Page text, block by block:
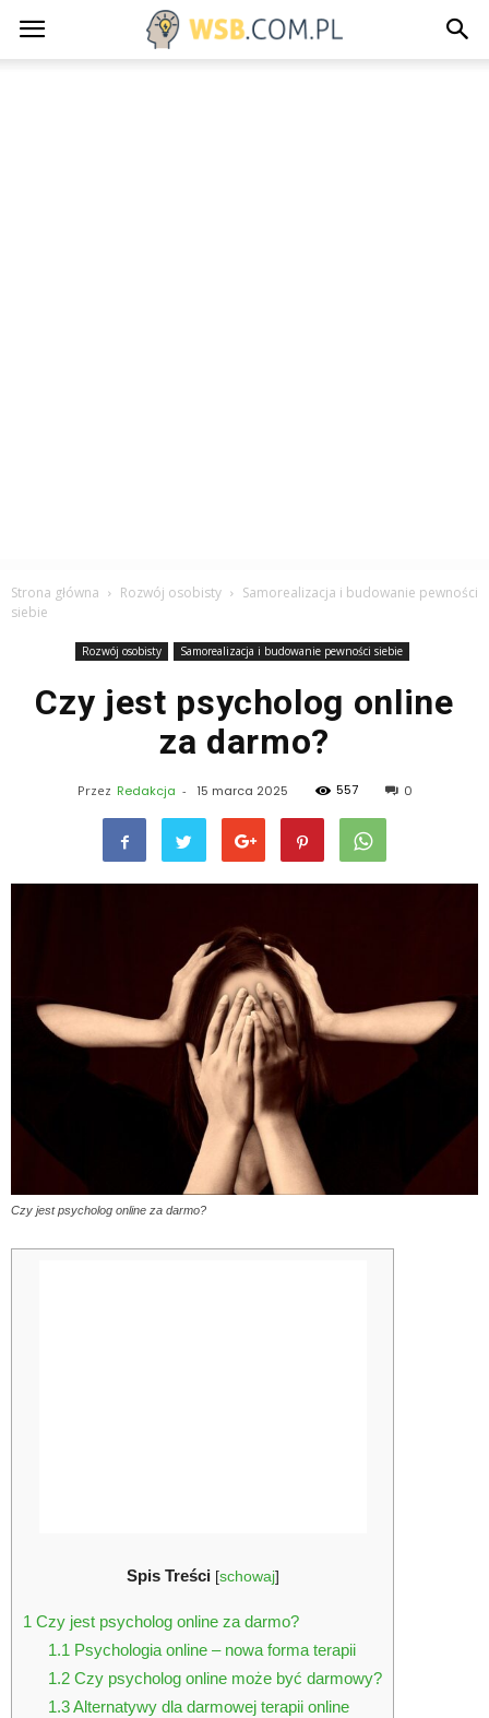
Strona główna Rozwój osobisty
Samorealizacja i budowanie pewności
siebie
Rozwój osobisty Samorealizacja i budowanie pewności siebie
Czy jest psycholog online
za darmo?
Przez Redakcja - 15 marca 2025 557 0
Czy jest psycholog online za darmo?
Spis Treści [schowaj]
1 Czy jest psycholog online za darmo?
1.1 Psychologia online – nowa forma terapii
1.2Czy psycholog online może być darmowy?
1.3Alternatywy dla darmowej terapii online